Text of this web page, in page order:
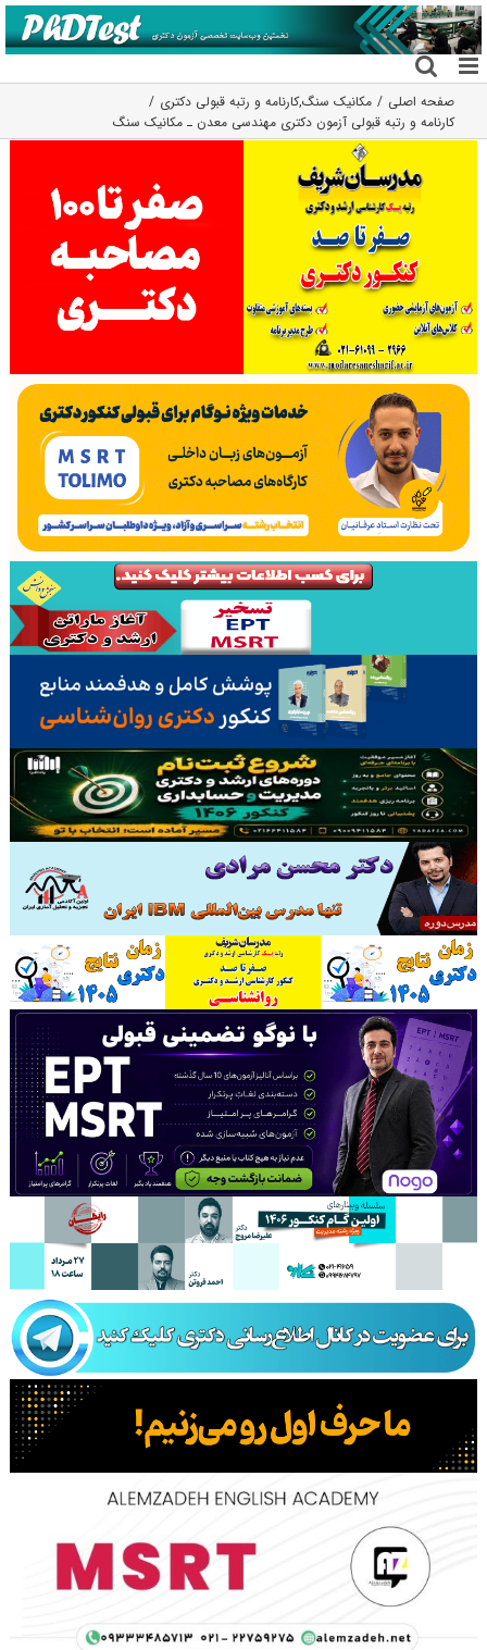
رفتن
به
محتوا
صفحه اصلی مکانیک سنگ,کارنامه و رتبه قبولی دکتری
کارنامه و رتبه قبولی آزمون دکتری ﻣﻬﻨﺪسی ﻣﻌﺪن ـ مکانیک ﺳﻨﮓ